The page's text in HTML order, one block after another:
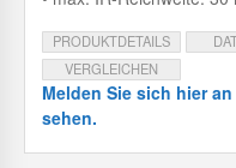
PRODUKTDETAILS
VERGLEICHEN
Melden Sie sich hier
sehen.